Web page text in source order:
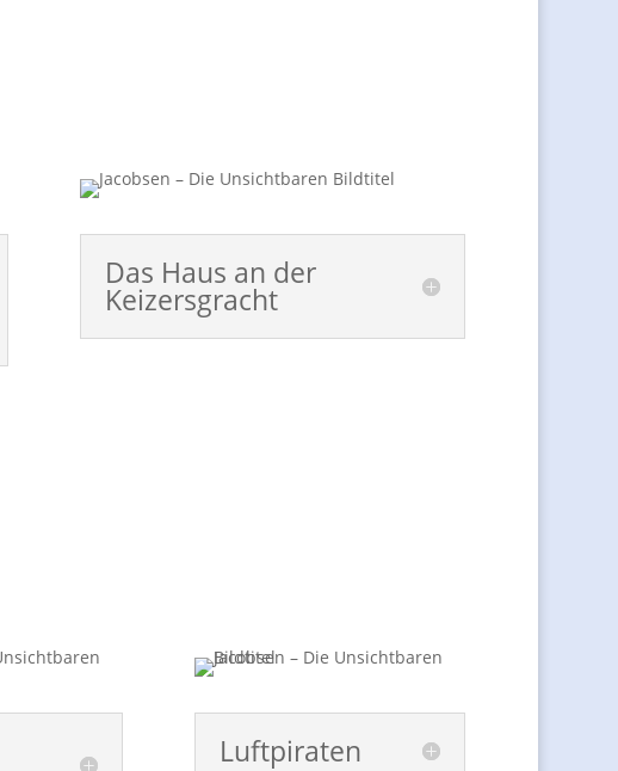
Das Haus an der
Keizersgracht
Luftpiraten